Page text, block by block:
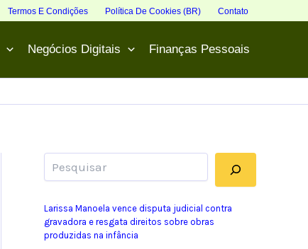
Termos E Condições Política De Cookies (BR) Contato
Negócios Digitais Finanças Pessoais
Larissa Manoela vence disputa judicial contra
gravadora e resgata direitos sobre obras
produzidas na infância